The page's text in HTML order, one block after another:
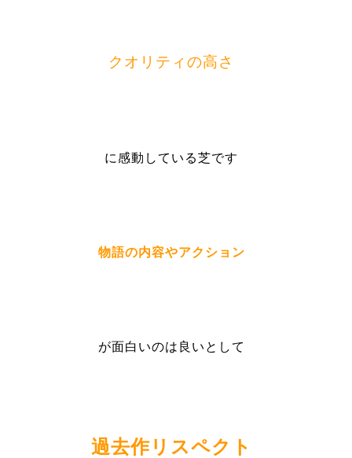
クオリティの高さ
に感動している芝です
物語の内容やアクション
が面白いのは良いとして
過去作リスペクト